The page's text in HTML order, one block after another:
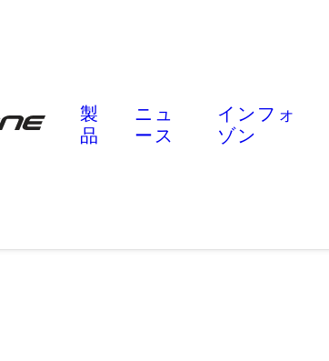
製
品
ニュ
ース
インフォ
ゾン